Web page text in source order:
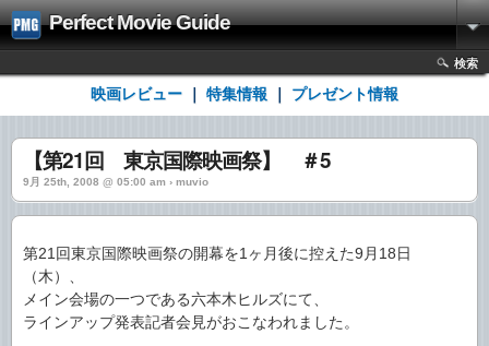
Perfect Movie Guide
検索
映画レビュー 特集情報 プレゼント情報
【第21回 東京国際映画祭】 ＃5
9月 25th, 2008 @ 05:00 am › muvio
第21回東京国際映画祭の開幕を1ヶ月後に控えた9月18日
（木）、
メイン会場の一つである六本木ヒルズにて、
ラインアップ発表記者会見がおこなわれました。